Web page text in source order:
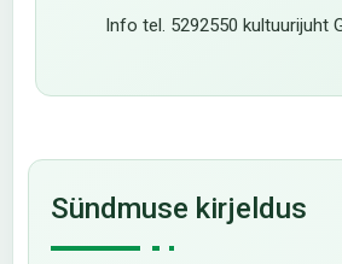
Info tel. 5292550 kultuurijuht
Sündmuse kirjeldus